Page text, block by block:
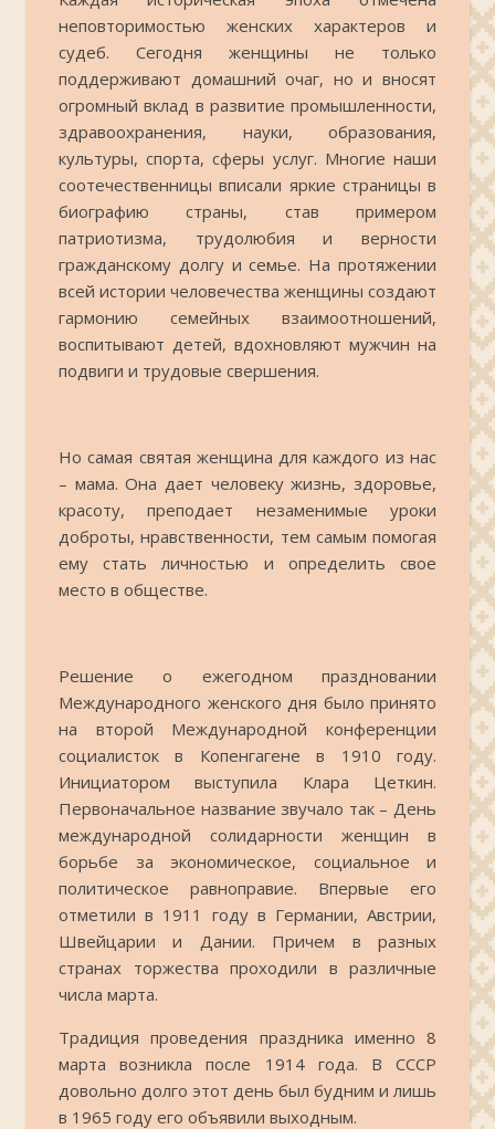
неповторимостью женских характеров и
судеб. Сегодня женщины не только
поддерживают домашний очаг, но и вносят
огромный вклад в развитие промышленности,
здравоохранения, науки, образования,
культуры, спорта, сферы услуг. Многие наши
соотечественницы вписали яркие страницы в
биографию страны, став примером
патриотизма, трудолюбия и верности
гражданскому долгу и семье. На протяжении
всей истории человечества женщины создают
гармонию семейных взаимоотношений,
воспитывают детей, вдохновляют мужчин на
подвиги и трудовые свершения.
Но самая святая женщина для каждого из нас
– мама. Она дает человеку жизнь, здоровье,
красоту, преподает незаменимые уроки
доброты, нравственности, тем самым помогая
ему стать личностью и определить свое
место в обществе.
Решение о ежегодном праздновании
Международного женского дня было принято
на второй Международной конференции
социалисток в Копенгагене в 1910 году.
Инициатором выступила Клара Цеткин.
Первоначальное название звучало так – День
международной солидарности женщин в
борьбе за экономическое, социальное и
политическое равноправие. Впервые его
отметили в 1911 году в Германии, Австрии,
Швейцарии и Дании. Причем в разных
странах торжества проходили в различные
числа марта.
Традиция проведения праздника именно 8
марта возникла после 1914 года. В СССР
довольно долго этот день был будним и лишь
в 1965 году его объявили выходным.